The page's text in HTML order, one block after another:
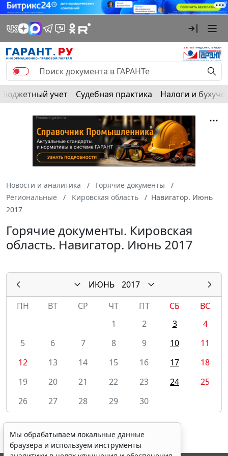
Бюджетный учет Судебная практика Налоги и
Новости и аналитика
Горячие документы
Региональные
Кировская область
Навигатор. Июнь
2017
Горячие документы. Кировская
область. Навигатор. Июнь 2017
ИЮНЬ
2017
ПН
ВТ СР ЧТ ПТ СБ
ВС
1
2 3
4
5
6 7 8 9 10
11
12
13 14 15 16 17
18
19
20 21 22 23 24
25
26
27 28 29 30
Мы обрабатываем локальные данные
браузера и используем инструменты